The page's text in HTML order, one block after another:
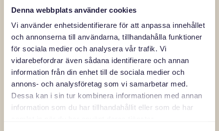
Denna webbplats använder cookies
Vi använder enhetsidentifierare för att anpassa innehållet
och annonserna till användarna, tillhandahålla funktioner
för sociala medier och analysera vår trafik. Vi
vidarebefordrar även sådana identifierare och annan
information från din enhet till de sociala medier och
annons- och analysföretag som vi samarbetar med.
Dessa kan i sin tur kombinera informationen med annan
information som du har tillhandahållit eller som de har
ofta istället olyckliga. Jämförelse med andra likaså. Att hitta
sin egen väg kan motverka detta och kan hjälpa dig att
göra det rätta oavsett känslor eller vad andra gör.
Fokusera på vad som fungerar för dig utifrån dina mål,
både långsiktiga och kortsiktiga. Det finns inget rätt eller
fel, det handlar om vad som känns rätt för dig.
Läs fler reportage